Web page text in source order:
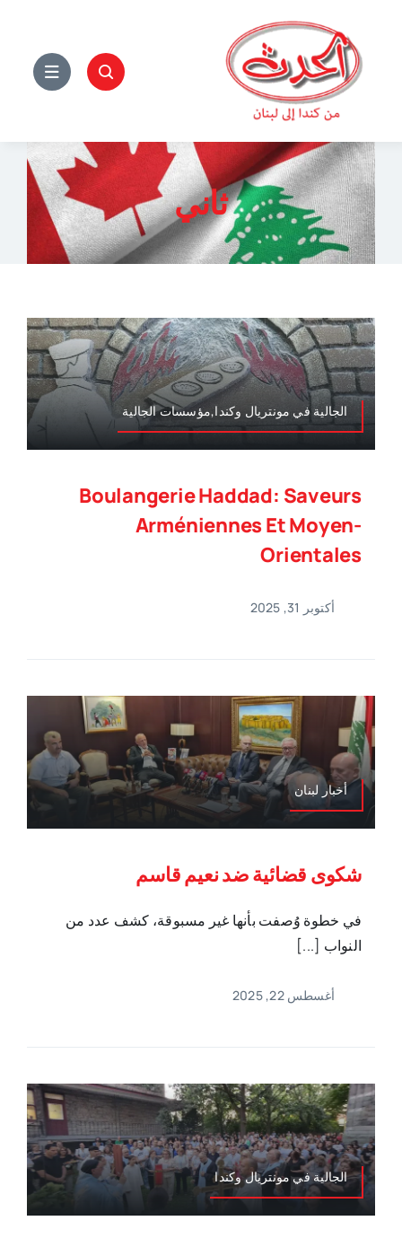
content
ثاني
الجالية في مونتريال وكندا,مؤسسات الجالية
Boulangerie Haddad: Saveurs
Arméniennes Et Moyen-
Orientales
أكتوبر 31, 2025
أخبار لبنان
شكوى قضائية ضد نعيم قاسم
في خطوة وُصفت بأنها غير مسبوقة، كشف عدد من
النواب [...]
أغسطس 22, 2025
الجالية في مونتريال وكندا